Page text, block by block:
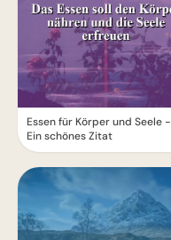
Essen für Körper und Seele -
Ein schönes Zitat